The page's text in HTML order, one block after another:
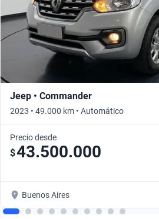
Jeep • Commander
2023 • 49.000 km • Automático
Precio desde
$43.500.000
Buenos Aires